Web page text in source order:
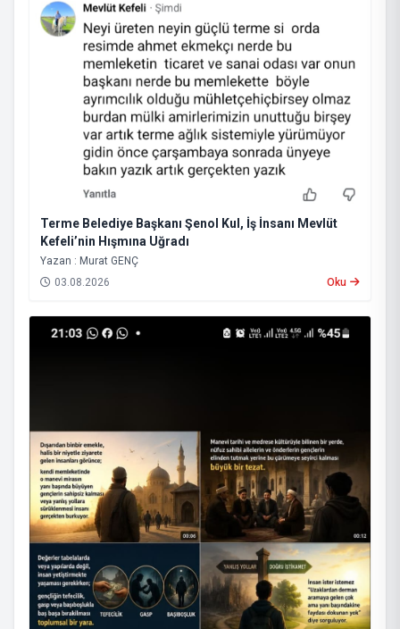
Terme Belediye Başkanı Şenol Kul, İş İnsanı Mevlüt
Kefeli’nin Hışmına Uğradı
Yazan : Murat GENÇ
03.08.2026
Oku